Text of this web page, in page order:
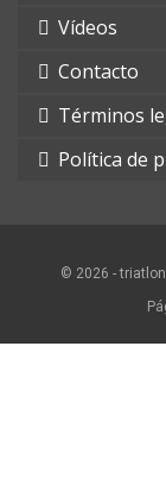
Vídeos
Contacto
Términos
Política de
© 2026 -